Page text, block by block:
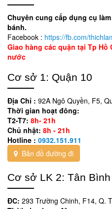
Chuyên cung cấp dụng cụ
bánh.
Facebook : https://fb.com/
Giao hàng các quận tại Tp
nước
Cơ sở 1: Quận 10
Địa Chỉ : 92A Ngô Quyền, F5,
Thời gian hoạt đông:
T2-T7: 8h- 21h
Chủ nhật: 8h - 21h
Hotline : 0932.151.911
Bản đồ đường đi
Cơ sở LK 2: Tân Bình
ĐC: 293 Trường Chinh, F14, Q.